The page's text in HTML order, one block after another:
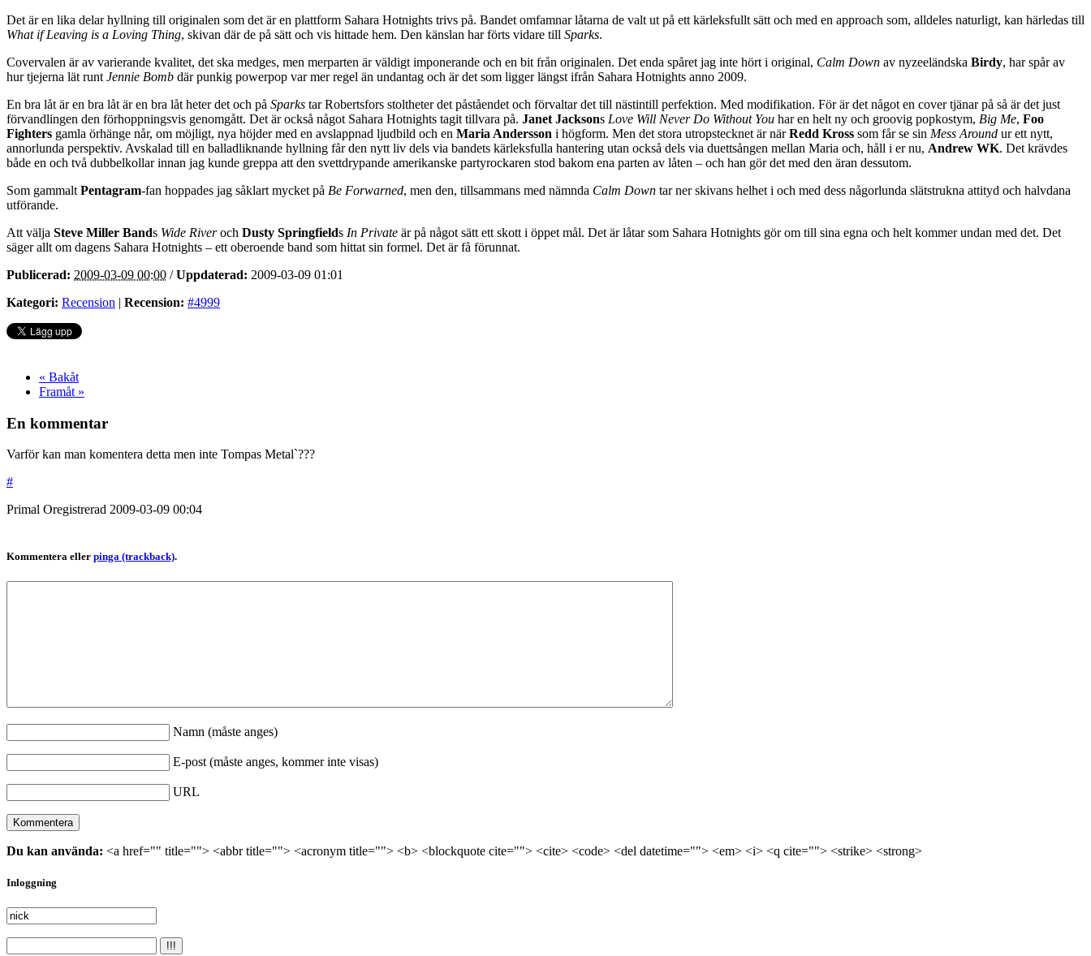
Det är en lika delar hyllning till originalen som det är en plattform Sahara Hotnights trivs på. Bandet omfamnar låtarna de valt ut på ett kärleksfullt sätt och med en approach som, alldeles naturligt, kan härledas till
What if Leaving is a Loving Thing, skivan där de på sätt och vis hittade hem. Den känslan har förts vidare till Sparks.
Covervalen är av varierande kvalitet, det ska medges, men merparten är väldigt imponerande och en bit från originalen. Det enda spåret jag inte hört i original, Calm Down av nyzeeländska Birdy, har spår av
hur tjejerna lät runt Jennie Bomb där punkig powerpop var mer regel än undantag och är det som ligger längst ifrån Sahara Hotnights anno 2009.
En bra låt är en bra låt är en bra låt heter det och på Sparks tar Robertsfors stoltheter det påståendet och förvaltar det till nästintill perfektion. Med modifikation. För är det något en cover tjänar på så är det just
förvandlingen den förhoppningsvis genomgått. Det är också något Sahara Hotnights tagit tillvara på. Janet Jacksons Love Will Never Do Without You har en helt ny och groovig popkostym, Big Me, Foo
Fighters gamla örhänge når, om möjligt, nya höjder med en avslappnad ljudbild och en Maria Andersson i högform. Men det stora utropstecknet är närRedd Kross som får se sin Mess Around ur ett nytt,
annorlunda perspektiv. Avskalad till en balladliknande hyllning får den nytt liv dels via bandets kärleksfulla hantering utan också dels via duettsången mellan Maria och, håll i er nu, Andrew WK. Det krävdes
både en och två dubbelkollar innan jag kunde greppa att den svettdrypande amerikanske partyrockaren stod bakom ena parten av låten – och han gör det med den äran dessutom.
Som gammalt Pentagram-fan hoppades jag såklart mycket på Be Forwarned, men den, tillsammans med nämnda Calm Down tar ner skivans helhet i och med dess någorlunda slätstrukna attityd och halvdana
utförande.
Att välja Steve Miller Bands Wide Riveroch Dusty Springfields In Private är på något sätt ett skott i öppet mål. Det är låtar som Sahara Hotnights gör om till sina egna och helt kommer undan med det. Det
säger allt om dagens Sahara Hotnights – ett oberoende band som hittat sin formel. Det är få förunnat.
Publicerad: 2009-03-09 00:00 /Uppdaterad: 2009-03-09 01:01
Kategori: Recension | Recension: #4999
« Bakåt
Framåt »
En kommentar
Varför kan man komentera detta men inte Tompas Metal`???
#
Primal Oregistrerad 2009-03-09 00:04
Kommentera eller pinga (trackback).
Namn (måste anges)
E-post (måste anges, kommer inte visas)
URL
Du kan använda: <a href="" title=""> <abbr title=""> <acronym title=""> <b> <blockquote cite=""> <cite> <code> <del datetime=""> <em> <i> <q cite=""> <strike> <strong>
Inloggning